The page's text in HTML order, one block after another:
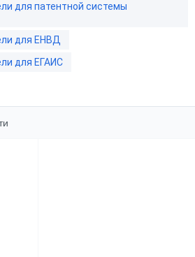
для патентной системы
для ЕНВД
для ЕГАИС